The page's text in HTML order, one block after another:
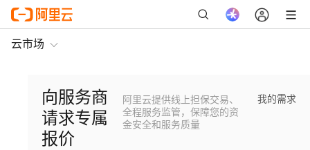
云市场
向服务商
请求专属
报价
阿里云提供线上担保交易、
全程服务监管，保障您的资
金安全和服务质量
我的需求